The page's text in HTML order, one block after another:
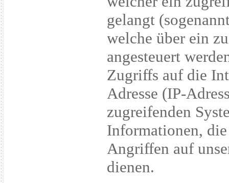
gelangt
welche über ein
angesteuert
Zugriffs auf die
Adresse (IP-
zugreifenden
Informationen,
Angriffen auf
dienen.